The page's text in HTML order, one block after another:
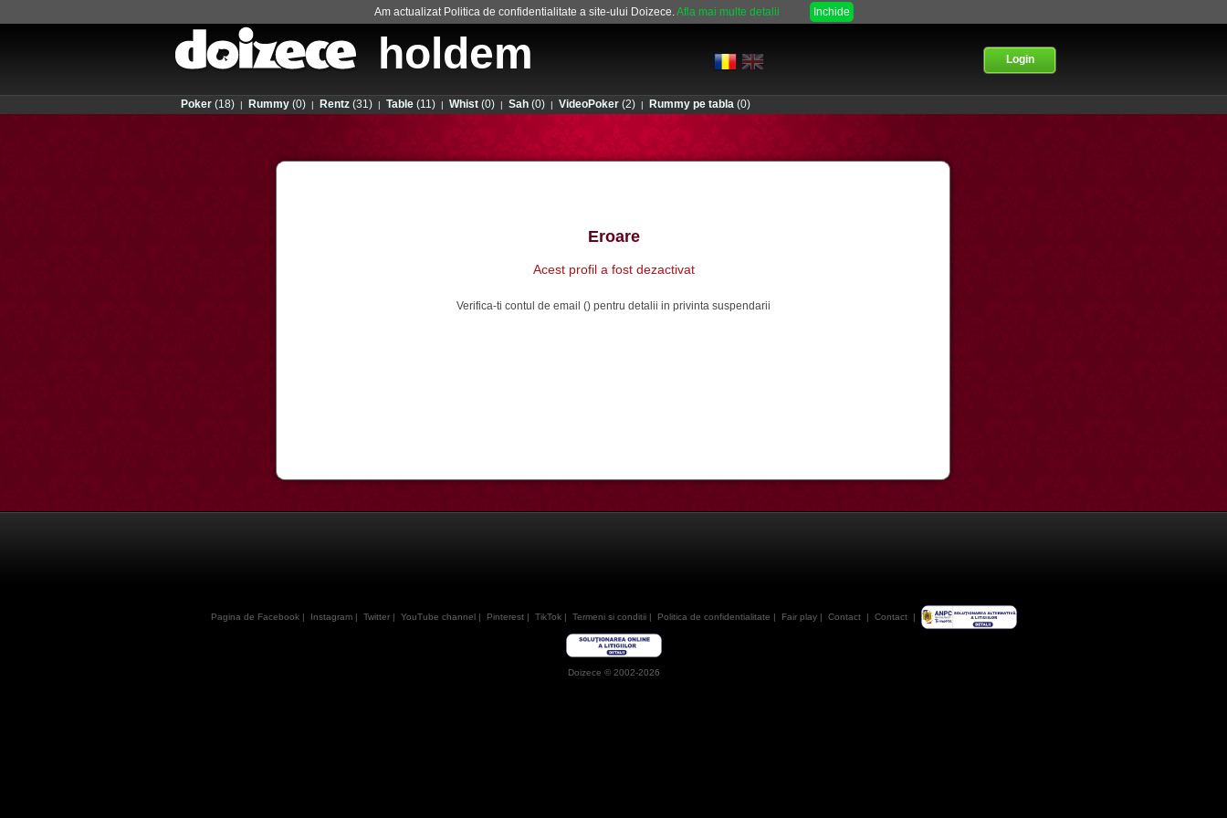
Am actualizat Politica de confidentialitate a site-ului Doizece.Afla mai multe detalii Inchide
holdem Login
Poker (18) | Rummy (0) | Rentz (31) | Table (11) | Whist (0) | Sah (0) | VideoPoker (2) | Rummy pe tabla (0)
Eroare
Acest profil a fost dezactivat
Verifica-ti contul de email () pentru detalii in privinta suspendarii
Pagina de Facebook| Instagram| Twitter| YouTube channel| Pinterest| TikTok| Termeni si conditii| Politica de confidentialitate | Fair play| Contact| Contact|
Doizece © 2002-2026